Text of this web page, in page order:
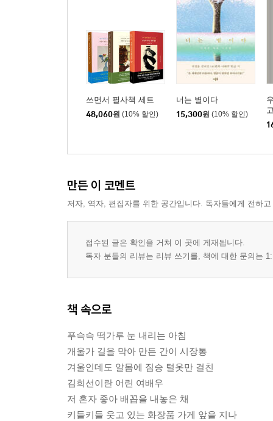
쓰면서 필사책 세트
48,060원 (10% 할인)
너는 별이다
15,300원 (10% 할인)
만든 이 코멘트
저자, 역자, 편집자를 위한 공간입니다. 독자들에게 전하
접수된 글은 확인을 거쳐 이 곳에 게재됩니다.
독자 분들의 리뷰는 리뷰 쓰기를, 책에 대한 문의는
책 속으로
푸슥슥 떡가루 눈 내리는 아침
개울가 길을 막아 만든 간이 시장통
겨울인데도 알몸에 짐승 털옷만 걸친
김희선이란 어린 여배우
저 혼자 좋아 배꼽을 내놓은 채
키들키들 웃고 있는 화장품 가게 앞을 지나